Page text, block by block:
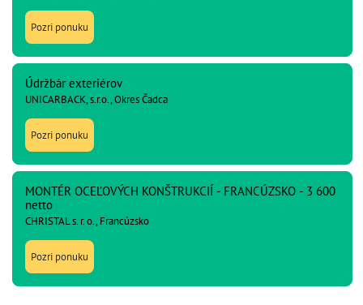
Pozri ponuku
Údržbár exteriérov
UNICARBACK, s.r.o., Okres Čadca
Pozri ponuku
MONTÉR OCEĽOVÝCH KONŠTRUKCIÍ - FRANCÚZSKO - 3 600
netto
CHRISTAL s. r. o., Francúzsko
Pozri ponuku